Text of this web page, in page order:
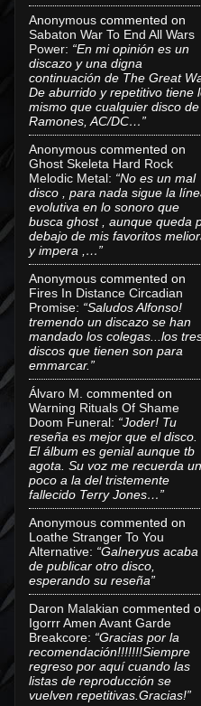
Anonymous commented on
Sabaton War To End All Wars
Power: “En mi opinión es un
discazo y una digna
continuación de The Great
De aburrido y repetitivo tiene
mismo que cualquier disco de
Ramones, AC/DC…”
Anonymous commented on
Ghost Skeleta Hard Rock
Melodic Metal: “No es un mal
disco , para nada sigue la
evolutiva en lo sonoro que
busca ghost , aunque queda
debajo de mis favoritos
y impera ,…”
Anonymous commented on
Fires In Distance Circadian
Promise: “Saludos Alfonso!
tremendo un discazo se han
mandado los colegas...los
discos que tienen son para
emmarcar.”
Álvaro M. commented on
Warning Rituals Of Shame
Doom Funeral: “Joder! Tu
reseña es mejor que el disco.
El álbum es genial aunque tb
agota. Su voz me recuerda un
poco a la del tristemente
fallecido Terry Jones…”
Anonymous commented on
Loathe Stranger To You
Alternative: “Galneryus acaba
de publicar otro disco,
esperando su reseña”
Daron Malakian commented
Igorrr Amen Avant Garde
Breakcore: “Gracias por la
recomendación!!!!!!!Siempre
regreso por aquí cuando las
listas de reproducción se
vuelven repetitivas.Gracias!”